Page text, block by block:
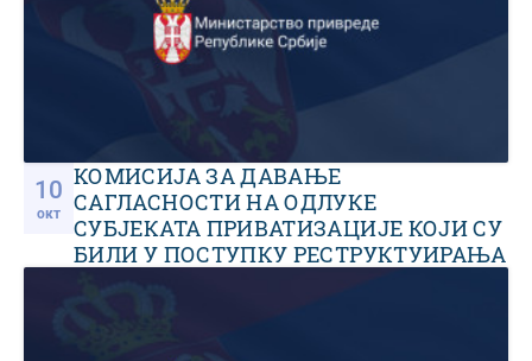
10
окт
КОМИСИЈА ЗА ДАВАЊЕ
САГЛАСНОСТИ НА ОДЛУКЕ
СУБЈЕКАТА ПРИВАТИЗАЦИЈЕ КОЈИ СУ
БИЛИ У ПОСТУПКУ РЕСТРУКТУИРАЊА